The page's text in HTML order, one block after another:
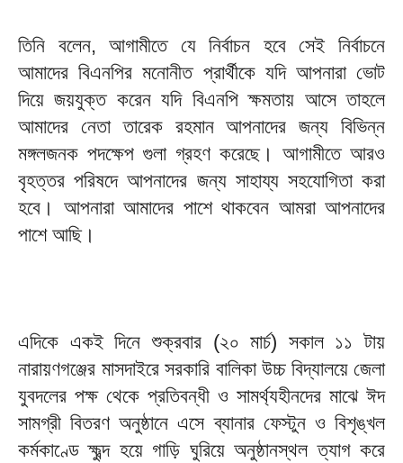
তিনি বলেন, আগামীতে যে নির্বাচন হবে সেই নির্বাচনে
আমাদের বিএনপির মনোনীত প্রার্থীকে যদি আপনারা ভোট
দিয়ে জয়যুক্ত করেন যদি বিএনপি ক্ষমতায় আসে তাহলে
আমাদের নেতা তারেক রহমান আপনাদের জন্য বিভিন্ন
মঙ্গলজনক পদক্ষেপ গুলা গ্রহণ করেছে। আগামীতে আরও
বৃহত্তর পরিষদে আপনাদের জন্য সাহায্য সহযোগিতা করা
হবে। আপনারা আমাদের পাশে থাকবেন আমরা আপনাদের
পাশে আছি।
এদিকে একই দিনে শুক্রবার (২০ মার্চ) সকাল ১১ টায়
নারায়ণগঞ্জের মাসদাইরে সরকারি বালিকা উচ্চ বিদ্যালয়ে জেলা
যুবদলের পক্ষ থেকে প্রতিবন্ধী ও সামর্থ্যহীনদের মাঝে ঈদ
সামগ্রী বিতরণ অনুষ্ঠানে এসে ব্যানার ফেস্টুন ও বিশৃঙ্খল
কর্মকাণ্ডে ক্ষুব্দ হয়ে গাড়ি ঘুরিয়ে অনুষ্ঠানস্থল ত্যাগ করে